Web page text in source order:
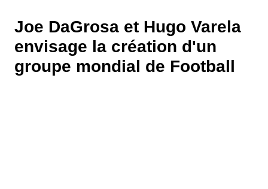
Joe DaGrosa et Hugo Varela
envisage la création d'un
groupe mondial de Football